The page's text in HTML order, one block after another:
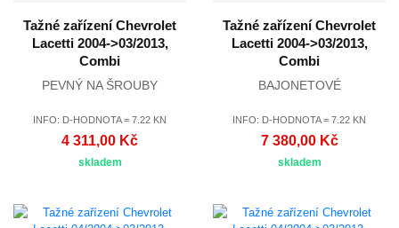
Tažné zařízení Chevrolet
Lacetti 2004->03/2013,
Combi
PEVNÝ NA ŠROUBY
INFO: D-HODNOTA = 7.22 KN
4 311,00 Kč
skladem
Tažné zařízení Chevrolet
Lacetti 2004->03/2013,
Combi
BAJONETOVÉ
INFO: D-HODNOTA = 7.22 KN
7 380,00 Kč
skladem